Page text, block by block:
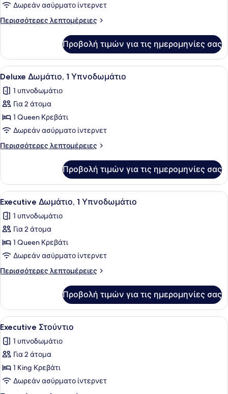
Δωρεάν ασύρματο ίντερνετ
Περισσότερες λεπτομέρειες
Περισσότερες
Δωμάτιο,
Υπνοδωμάτιο
Προβολή τιμών για τις ημερομηνίες σας
Προβολή
όλων
των
φωτογραφιών
για
Deluxe
Δωμάτιο,
1
Υπνοδωμάτιο
Ένας μικρός, λειτουργικός
2
Deluxe Δωμάτιο, 1 Υπνοδωμάτιο
1 υπνοδωμάτιο
Για 2 άτομα
1 Queen Κρεβάτι
Δωρεάν ασύρματο ίντερνετ
Περισσότερες λεπτομέρειες
Περισσότερες
Δωμάτιο,
Υπνοδωμάτιο
Προβολή τιμών για τις ημερομηνίες σας
Προβολή
όλων
των
φωτογραφιών
για
Executive
Δωμάτιο,
1
Υπνοδωμάτιο
Μια σύγχρονη κουζίνα με
2
Executive Δωμάτιο, 1 Υπνοδωμάτιο
1 υπνοδωμάτιο
Για 2 άτομα
1 Queen Κρεβάτι
Δωρεάν ασύρματο ίντερνετ
Περισσότερες λεπτομέρειες
Περισσότερες
Δωμάτιο,
Υπνοδωμάτιο
Προβολή τιμών για τις ημερομηνίες σας
Προβολή
όλων
των
φωτογραφιών
για
Executive
Executive Στούντιο | Ιδιωτική
2
Executive Στούντιο
1 υπνοδωμάτιο
Για 2 άτομα
1 King Κρεβάτι
Δωρεάν ασύρματο ίντερνετ